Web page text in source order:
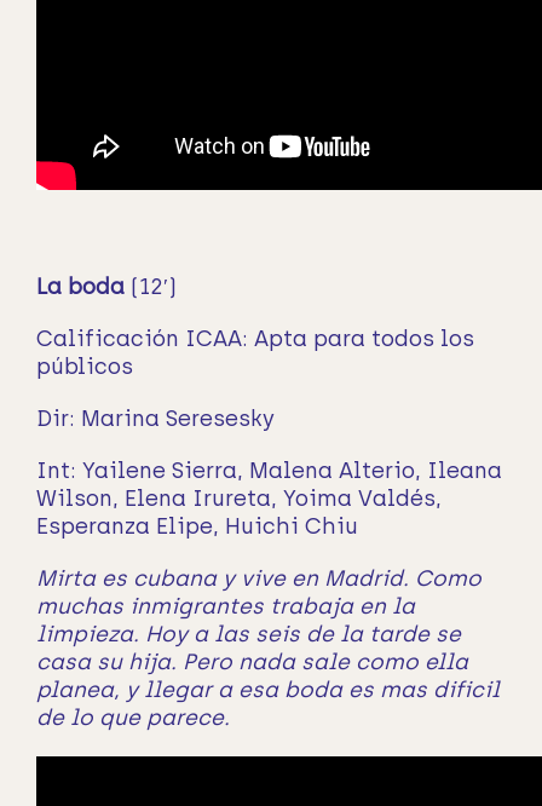
La boda (12′)
Calificación ICAA: Apta para todos los
públicos
Dir: Marina Seresesky
Int: Yailene Sierra, Malena Alterio, Ileana
Wilson, Elena Irureta, Yoima Valdés,
Esperanza Elipe, Huichi Chiu
Mirta es cubana y vive en Madrid. Como
muchas inmigrantes trabaja en la
limpieza. Hoy a las seis de la tarde se
casa su hija. Pero nada sale como ella
planea, y llegar a esa boda es mas dificil
de lo que parece.